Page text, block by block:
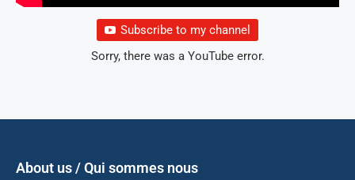
Subscribe to my channel
Sorry, there was a YouTube error.
About us / Qui sommes nous